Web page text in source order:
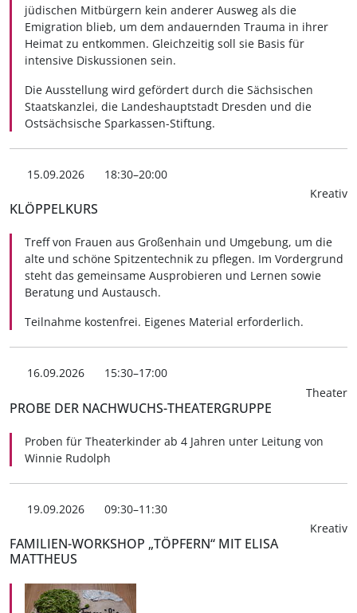
jüdischen Mitbürgern kein anderer Ausweg als die
Emigration blieb, um dem andauernden Trauma in ihrer
Heimat zu entkommen. Gleichzeitig soll sie Basis für
intensive Diskussionen sein.
Die Ausstellung wird gefördert durch die Sächsischen
Staatskanzlei, die Landeshauptstadt Dresden und die
Ostsächsische Sparkassen-Stiftung.
15.09.2026
18:30–20:00
Kreativ
KLÖPPELKURS
Treff von Frauen aus Großenhain und Umgebung, um die
alte und schöne Spitzentechnik zu pflegen. Im Vordergrund
steht das gemeinsame Ausprobieren und Lernen sowie
Beratung und Austausch.
Teilnahme kostenfrei. Eigenes Material erforderlich.
16.09.2026
15:30–17:00
Theater
PROBE DER NACHWUCHS-THEATERGRUPPE
Proben für Theaterkinder ab 4 Jahren unter Leitung von
Winnie Rudolph
19.09.2026
09:30–11:30
Kreativ
FAMILIEN-WORKSHOP „TÖPFERN“ MIT ELISA
MATTHEUS